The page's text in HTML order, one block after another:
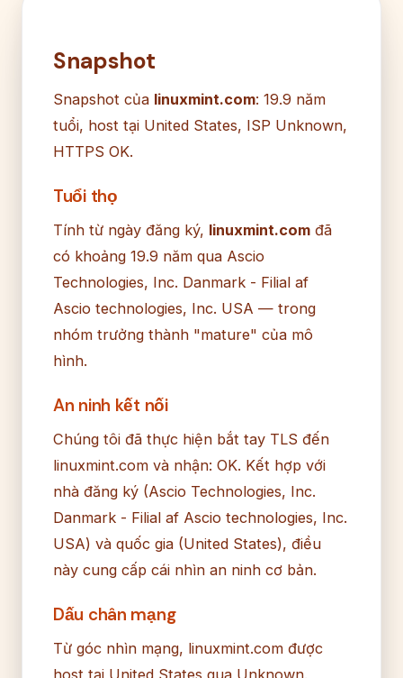
Snapshot
Snapshot của linuxmint.com: 19.9 năm
tuổi, host tại United States, ISP Unknown,
HTTPS OK.
Tuổi thọ
Tính từ ngày đăng ký, linuxmint.com đã
có khoảng 19.9 năm qua Ascio
Technologies, Inc. Danmark - Filial af
Ascio technologies, Inc. USA — trong
nhóm trưởng thành "mature" của mô
hình.
An ninh kết nối
Chúng tôi đã thực hiện bắt tay TLS đến
linuxmint.com và nhận: OK. Kết hợp với
nhà đăng ký (Ascio Technologies, Inc.
Danmark - Filial af Ascio technologies, Inc.
USA) và quốc gia (United States), điều
này cung cấp cái nhìn an ninh cơ bản.
Dấu chân mạng
Từ góc nhìn mạng, linuxmint.com được
host tại United States qua Unknown.